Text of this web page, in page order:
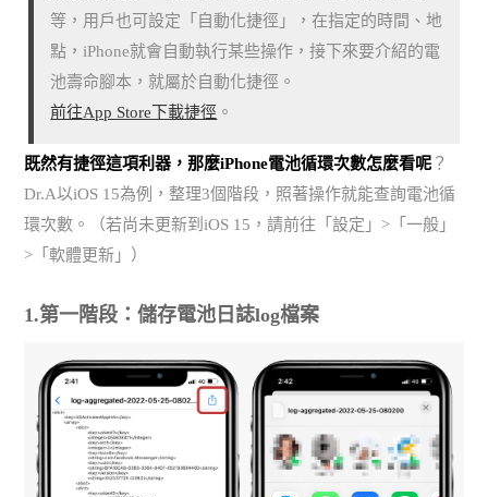
等，用戶也可設定「自動化捷徑」，在指定的時間、地
點，iPhone就會自動執行某些操作，接下來要介紹的電
池壽命腳本，就屬於自動化捷徑。
前往App Store下載捷徑 。
既然有捷徑這項利器，那麼iPhone電池循環次數怎麼看呢 ？
Dr.A以iOS 15為例，整理3個階段，照著操作就能查詢電池循
環次數。（若尚未更新到iOS 15，請前往「設定」>「一般」
>「軟體更新」）
1.第一階段：儲存電池日誌log檔案